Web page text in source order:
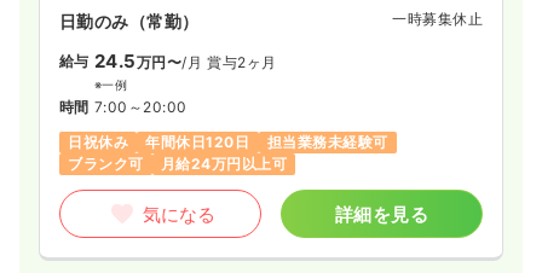
日勤のみ（常勤） 一時募集休止
給与 24.5万円〜/月 賞与2ヶ月
※一例
時間 7:00～20:00
日祝休み
年間休日120日
担当業務未経験可
ブランク可
月給24万円以上可
気になる 詳細を見る